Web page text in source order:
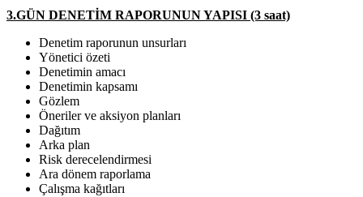
3.GÜN DENETİM RAPORUNUN YAPISI (3 saat)
Denetim raporunun unsurları
Yönetici özeti
Denetimin amacı
Denetimin kapsamı
Gözlem
Öneriler ve aksiyon planları
Dağıtım
Arka plan
Risk derecelendirmesi
Ara dönem raporlama
Çalışma kağıtları